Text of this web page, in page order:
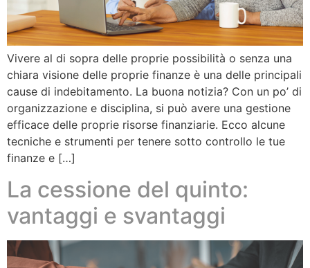
Vivere al di sopra delle proprie possibilità o senza una
chiara visione delle proprie finanze è una delle principali
cause di indebitamento. La buona notizia? Con un po’ di
organizzazione e disciplina, si può avere una gestione
efficace delle proprie risorse finanziarie. Ecco alcune
tecniche e strumenti per tenere sotto controllo le tue
finanze e […]
La cessione del quinto:
vantaggi e svantaggi